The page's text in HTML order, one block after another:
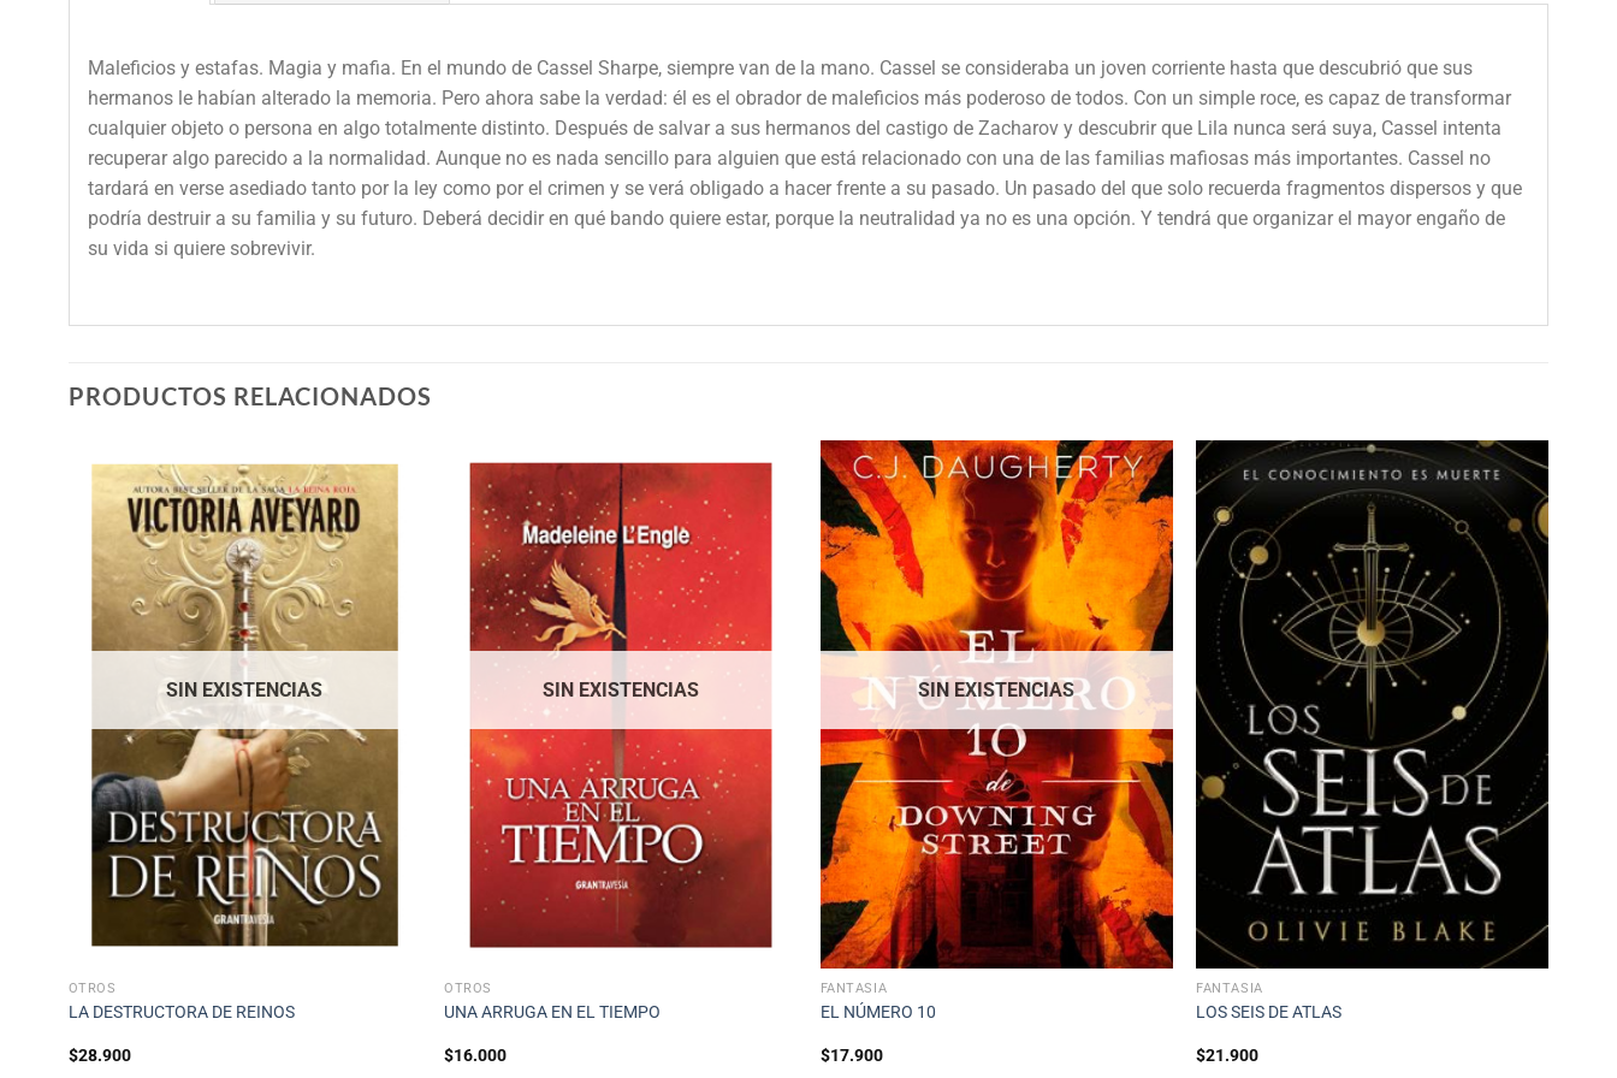
Maleficios y estafas. Magia y mafia. En el mundo de Cassel Sharpe, siempre van de la mano. Cassel se consideraba un joven corriente hasta que descubrió que sus
hermanos le habían alterado la memoria. Pero ahora sabe la verdad: él es el obrador de maleficios más poderoso de todos. Con un simple roce, es capaz de transformar
cualquier objeto o persona en algo totalmente distinto. Después de salvar a sus hermanos del castigo de Zacharov y descubrir que Lila nunca será suya, Cassel intenta
recuperar algo parecido a la normalidad. Aunque no es nada sencillo para alguien que está relacionado con una de las familias mafiosas más importantes. Cassel no
tardará en verse asediado tanto por la ley como por el crimen y se verá obligado a hacer frente a su pasado. Un pasado del que solo recuerda fragmentos dispersos y que
podría destruir a su familia y su futuro. Deberá decidir en qué bando quiere estar, porque la neutralidad ya no es una opción. Y tendrá que organizar el mayor engaño de
su vida si quiere sobrevivir.
PRODUCTOS RELACIONADOS
SIN EXISTENCIAS
OTROS
LA DESTRUCTORA DE REINOS
$28.900
SIN EXISTENCIAS
OTROS
UNA ARRUGA EN EL TIEMPO
$16.000
SIN EXISTENCIAS
FANTASÍA
EL NÚMERO 10
$17.900
FANTASÍA
LOS SEIS DE ATLAS
$21.900